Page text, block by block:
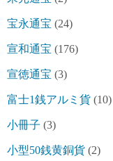
宝永通宝 (24)
宣和通宝 (176)
宣徳通宝 (3)
富士1銭アルミ貨 (10)
小冊子 (3)
小型50銭黄銅貨 (2)